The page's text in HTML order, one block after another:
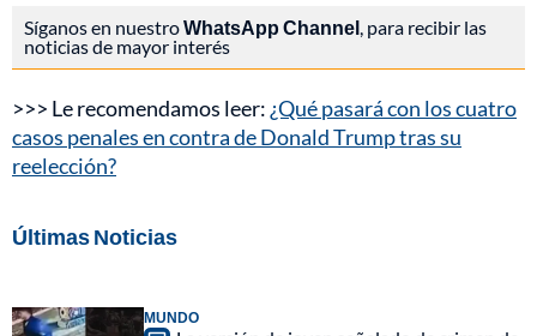
Síganos en nuestroWhatsApp Channel, para recibir las
noticias de mayor interés
>>> Le recomendamos leer: ¿Qué pasará con los cuatro
casos penales en contra de Donald Trump tras su
reelección?
Últimas Noticias
MUNDO